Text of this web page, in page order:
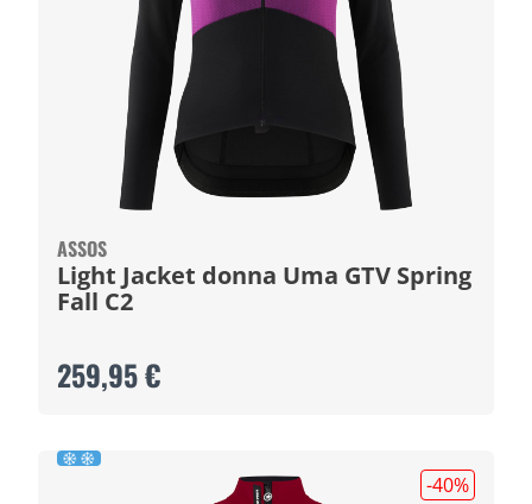
ASSOS
Light Jacket donna Uma GTV Spring
Fall C2
259,95 €
-40%